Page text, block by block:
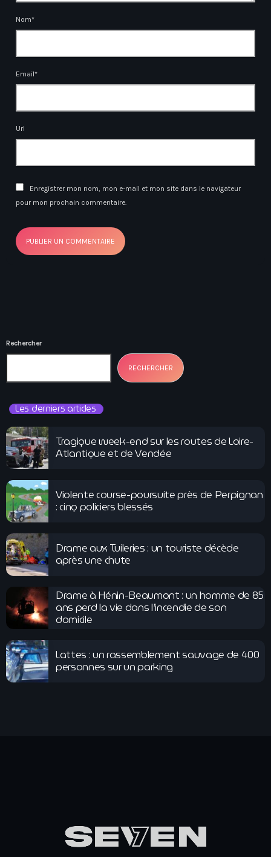
Nom*
Email*
Url
Enregistrer mon nom, mon e-mail et mon site dans le navigateur
pour mon prochain commentaire.
Rechercher
RECHERCHER
Les derniers articles
Tragique week-end sur les routes de Loire-
Atlantique et de Vendée
Violente course-poursuite près de Perpignan
: cinq policiers blessés
Drame aux Tuileries : un touriste décède
après une chute
Drame à Hénin-Beaumont : un homme de 85
ans perd la vie dans l’incendie de son
domicile
Lattes : un rassemblement sauvage de 400
personnes sur un parking